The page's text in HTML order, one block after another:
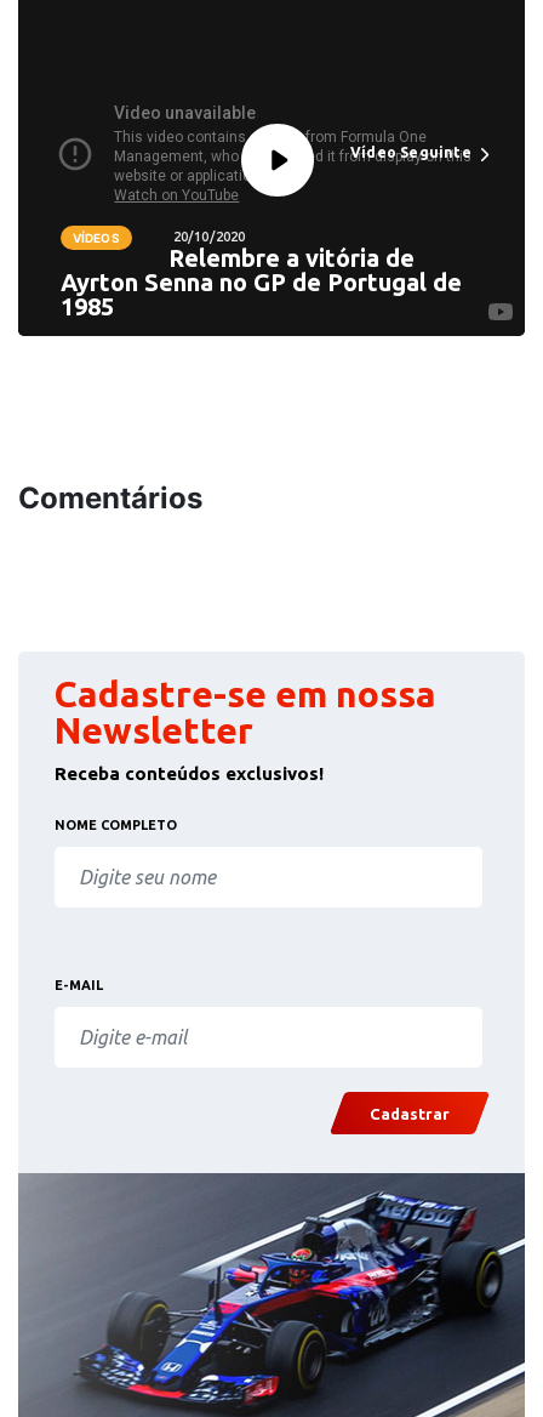
Vídeo Seguinte
VÍDEOS 20/10/2020
Relembre a vitória de
Ayrton Senna no GP de Portugal de
1985
Comentários
Cadastre-se em nossa
Newsletter
Receba conteúdos exclusivos!
NOME COMPLETO
E-MAIL
Cadastrar